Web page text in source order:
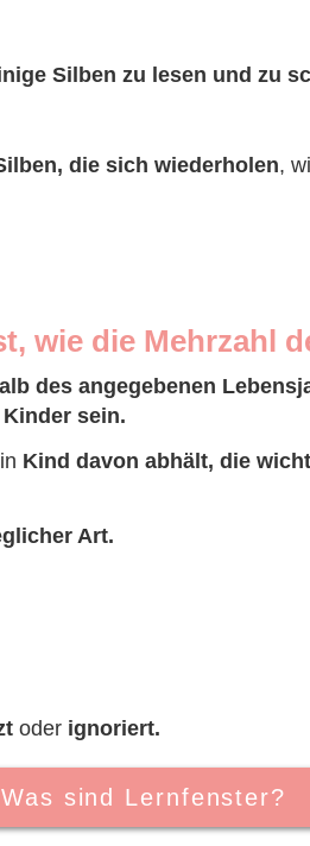
Silben zu lesen und zu
die sich wiederholen,
wie die Mehrzahl
des angegebenen
sein.
Kind davon abhält, die
Art.
oder ignoriert.
Was sind Lernfenster?